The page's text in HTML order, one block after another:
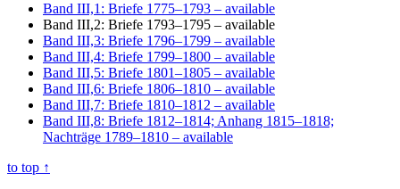
Band III,1: Briefe 1775–1793 – available
Band III,2: Briefe 1793–1795 – available
Band III,3: Briefe 1796–1799 – available
Band III,4: Briefe 1799–1800 – available
Band III,5: Briefe 1801–1805 – available
Band III,6: Briefe 1806–1810 – available
Band III,7: Briefe 1810–1812 – available
Band III,8: Briefe 1812–1814; Anhang 1815–1818;
Nachträge 1789–1810 – available
to top ↑